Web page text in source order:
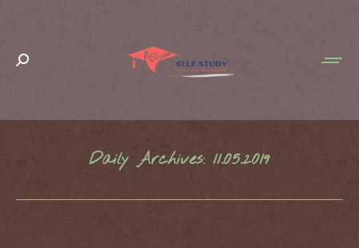
Search:
Daily Archives: 11.05.2019